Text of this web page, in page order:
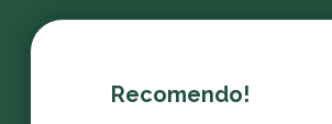
Recomendo!